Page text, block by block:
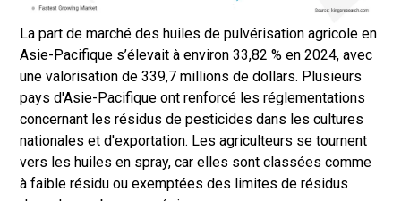
La part de marché des huiles de pulvérisation agricole en
Asie-Pacifique s’élevait à environ 33,82 % en 2024, avec
une valorisation de 339,7 millions de dollars. Plusieurs
pays d'Asie-Pacifique ont renforcé les réglementations
concernant les résidus de pesticides dans les cultures
nationales et d'exportation. Les agriculteurs se tournent
vers les huiles en spray, car elles sont classées comme
à faible résidu ou exemptées des limites de résidus